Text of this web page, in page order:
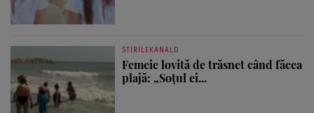
STIRILEKANALD
Femeie lovită de trăsnet când făcea
plajă: „Soțul ei...